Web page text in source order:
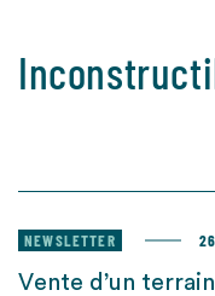
NEWSLETTER
Vente d’un